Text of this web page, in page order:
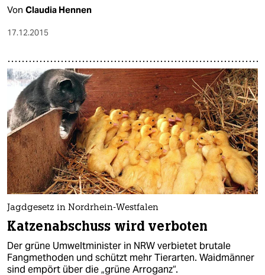
Von Claudia Hennen
17.12.2015
Jagdgesetz in Nordrhein-Westfalen
Katzenabschuss wird verboten
Der grüne Umweltminister in NRW verbietet brutale
Fangmethoden und schützt mehr Tierarten. Waidmänner
sind empört über die „grüne Arroganz“.